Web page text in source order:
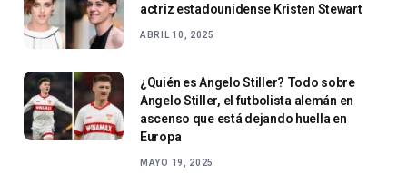
actriz estadounidense Kristen Stewart
ABRIL 10, 2025
¿Quién es Angelo Stiller? Todo sobre
Angelo Stiller, el futbolista alemán en
ascenso que está dejando huella en
Europa
MAYO 19, 2025